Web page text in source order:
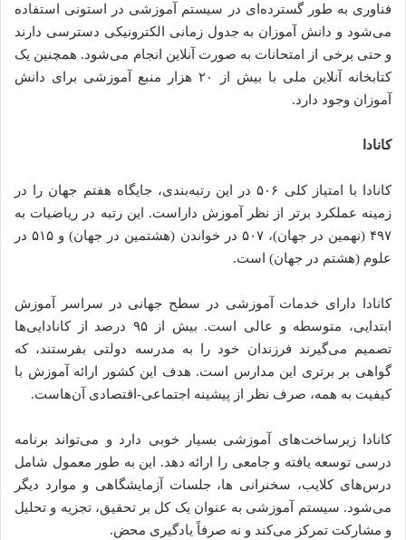
فناوری به طور گسترده‌ای در سیستم آموزشی در استونی استفاده
می‌شود و دانش آموزان به جدول زمانی الکترونیکی دسترسی دارند
و حتی برخی از امتحانات به صورت آنلاین انجام می‌شود. همچنین یک
کتابخانه آنلاین ملی با بیش از ۲۰ هزار منبع آموزشی برای دانش
آموزان وجود دارد.
کانادا
کانادا با امتیاز کلی ۵۰۶ در این رتبه‌بندی، جایگاه هفتم جهان را در
زمینه عملکرد برتر از نظر آموزش داراست. این رتبه در ریاضیات به
۴۹۷ (نهمین در جهان)، ۵۰۷ در خواندن (هشتمین در جهان) و ۵۱۵ در
علوم (هشتم در جهان) است.
کانادا دارای خدمات آموزشی در سطح جهانی در سراسر آموزش
ابتدایی، متوسطه و عالی است. بیش از ۹۵ درصد از کانادایی‌ها
تصمیم می‌گیرند فرزندان خود را به مدرسه دولتی بفرستند، که
گواهی بر برتری این مدارس است. هدف این کشور ارائه آموزش با
کیفیت به همه، صرف نظر از پیشینه اجتماعی-اقتصادی آن‌هاست.
کانادا زیرساخت‌های آموزشی بسیار خوبی دارد و می‌تواند برنامه
درسی توسعه یافته و جامعی را ارائه دهد. این به طور معمول شامل
درس‌های کلایب، سخنرانی ها، جلسات آزمایشگاهی و موارد دیگر
می‌شود. سیستم آموزشی به عنوان یک کل بر تحقیق، تجزیه و تحلیل
و مشارکت تمرکز می‌کند و نه صرفاً یادگیری محض.